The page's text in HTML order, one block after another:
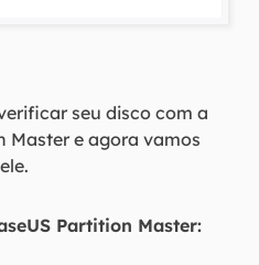
seu disco com a
Master e agora vamos
Partition Master: